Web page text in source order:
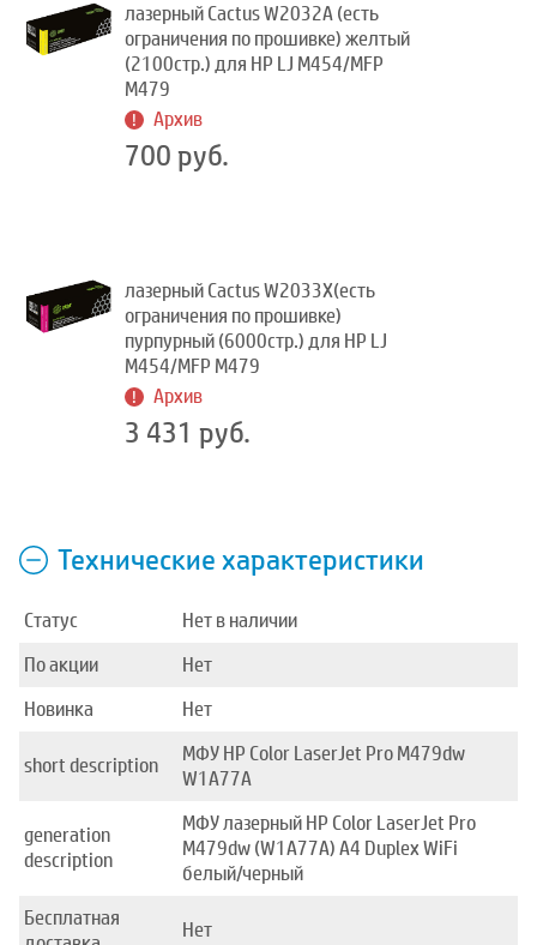
лазерный Cactus W2032A (есть
ограничения по прошивке) желтый
(2100стр.) для HP LJ M454/MFP
M479
Архив
700 руб.
лазерный Cactus W2033X(есть
ограничения по прошивке)
пурпурный (6000стр.) для HP LJ
M454/MFP M479
Архив
3 431 руб.
Технические характеристики
Статус
Нет в наличии
По акции
Нет
Новинка
Нет
short description
МФУ HP Color LaserJet Pro M479dw
W1A77A
generation
description
МФУ лазерный HP Color LaserJet Pro
M479dw (W1A77A) A4 Duplex WiFi
белый/черный
Бесплатная
Нет